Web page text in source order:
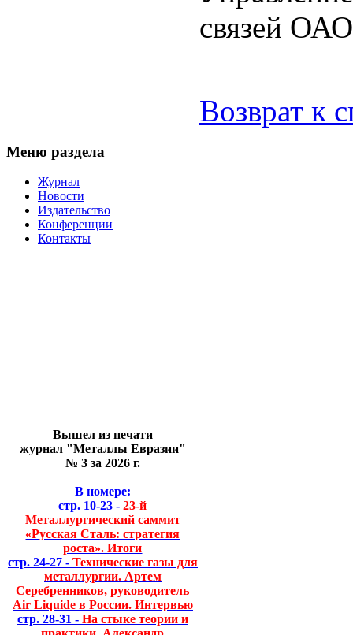
связей
Возврат к
Меню раздела
Журнал
Новости
Издательство
Конференции
Контакты
Вышел из печати
журнал "Металлы Евразии"
№ 3 за 2026 г.
В номере:
стр. 10-23 - 23-й
Металлургический саммит
«Русская Сталь: стратегия
роста». Итоги
стр. 24-27 - Технические газы для
металлургии. Артем
Серебренников, руководитель
Air Liquide в России. Интервью
стр. 28-31 - На стыке теории и